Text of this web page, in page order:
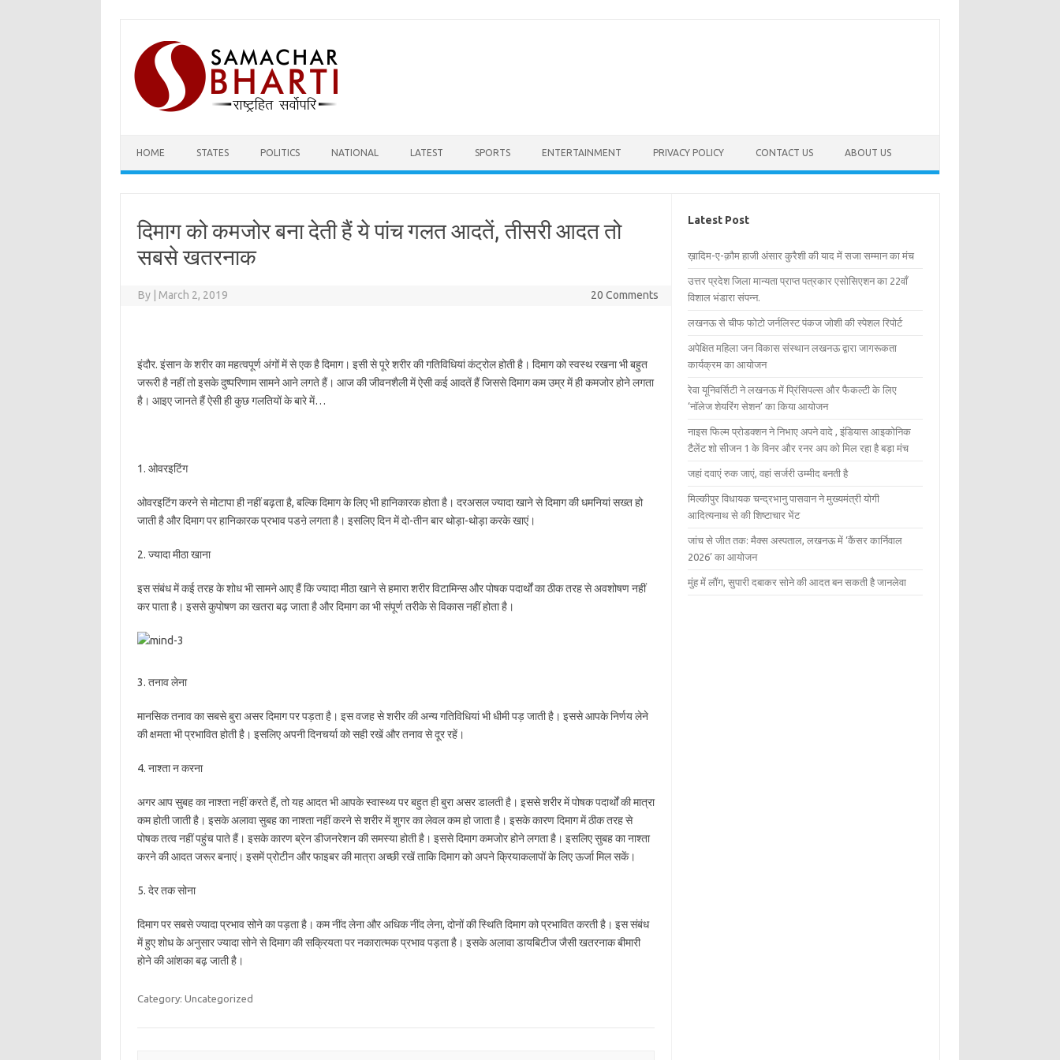
content
HOME STATES POLITICS NATIONAL LATEST SPORTS ENTERTAINMENT PRIVACY POLICY CONTACT US ABOUT US
दिमाग को कमजोर बना देती हैं ये पांच गलत आदतें, तीसरी आदत तो
सबसे खतरनाक
By March 2, 2019 20 Comments
इंदौर. इंसान के शरीर का महत्वपूर्ण अंगों में से एक है दिमाग। इसी से पूरे शरीर की गतिविधियां कंट्रोल होती है। दिमाग को स्वस्थ रखना भी बहुत
जरूरी है नहीं तो इसके दुष्परिणाम सामने आने लगते हैं। आज की जीवनशैली में ऐसी कई आदतें हैं जिससे दिमाग कम उम्र में ही कमजोर होने लगता
है। आइए जानते हैं ऐसी ही कुछ गलतियों के बारे में…
1. ओवरइटिंग
ओवरइटिंग करने से मोटापा ही नहीं बढ़ता है, बल्कि दिमाग के लिए भी हानिकारक होता है। दरअसल ज्यादा खाने से दिमाग की धमनियां सख्त हो
जाती है और दिमाग पर हानिकारक प्रभाव पडऩे लगता है। इसलिए दिन में दो-तीन बार थोड़ा-थोड़ा करके खाएं।
2. ज्यादा मीठा खाना
इस संबंध में कई तरह के शोध भी सामने आए हैं कि ज्यादा मीठा खाने से हमारा शरीर विटामिन्स और पोषक पदार्थों का ठीक तरह से अवशोषण नहीं
कर पाता है। इससे कुपोषण का खतरा बढ़ जाता है और दिमाग का भी संपूर्ण तरीके से विकास नहीं होता है।
3. तनाव लेना
मानसिक तनाव का सबसे बुरा असर दिमाग पर पड़ता है। इस वजह से शरीर की अन्य गतिविधियां भी धीमी पड़ जाती है। इससे आपके निर्णय लेने
की क्षमता भी प्रभावित होती है। इसलिए अपनी दिनचर्या को सही रखें और तनाव से दूर रहें।
4. नाश्ता न करना
अगर आप सुबह का नाश्ता नहीं करते हैं, तो यह आदत भी आपके स्वास्थ्य पर बहुत ही बुरा असर डालती है। इससे शरीर में पोषक पदार्थों की मात्रा
कम होती जाती है। इसके अलावा सुबह का नाश्ता नहीं करने से शरीर में शुगर का लेवल कम हो जाता है। इसके कारण दिमाग में ठीक तरह से
पोषक तत्व नहीं पहुंच पाते हैं। इसके कारण ब्रेन डीजनरेशन की समस्या होती है। इससे दिमाग कमजोर होने लगता है। इसलिए सुबह का नाश्ता
करने की आदत जरूर बनाएं। इसमें प्रोटीन और फाइबर की मात्रा अच्छी रखें ताकि दिमाग को अपने क्रियाकलापों के लिए ऊर्जा मिल सकें।
5. देर तक सोना
दिमाग पर सबसे ज्यादा प्रभाव सोने का पड़ता है। कम नींद लेना और अधिक नींद लेना, दोनों की स्थिति दिमाग को प्रभावित करती है। इस संबंध
में हुए शोध के अनुसार ज्यादा सोने से दिमाग की सक्रियता पर नकारात्मक प्रभाव पड़ता है। इसके अलावा डायबिटीज जैसी खतरनाक बीमारी
होने की आंशका बढ़ जाती है।
Category: Uncategorized
Latest Post
ख़ादिम-ए-क़ौम हाजी अंसार कुरैशी की याद में सजा सम्मान का मंच
उत्तर प्रदेश जिला मान्यता प्राप्त पत्रकार एसोसिएशन का 22वाँ
विशाल भंडारा संपन्न.
लखनऊ से चीफ फोटो जर्नलिस्ट पंकज जोशी की स्पेशल रिपोर्ट
अपेक्षित महिला जन विकास संस्थान लखनऊ द्वारा जागरूकता
कार्यक्रम का आयोजन
रेवा यूनिवर्सिटी ने लखनऊ में प्रिंसिपल्स और फैकल्टी के लिए
‘नॉलेज शेयरिंग सेशन’ का किया आयोजन
नाइस फिल्म प्रोडक्शन ने निभाए अपने वादे , इंडियास आइकोनिक
टैलेंट शो सीजन 1 के विनर और रनर अप को मिल रहा है बड़ा मंच
जहां दवाएं रुक जाएं, वहां सर्जरी उम्मीद बनती है
मिल्कीपुर विधायक चन्द्रभानु पासवान ने मुख्यमंत्री योगी
आदित्यनाथ से की शिष्टाचार भेंट
जांच से जीत तक: मैक्स अस्पताल, लखनऊ में ‘कैंसर कार्निवाल
2026’ का आयोजन
मुंह में लौंग, सुपारी दबाकर सोने की आदत बन सकती है जानलेवा